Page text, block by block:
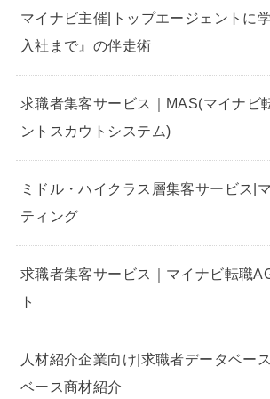
マイナビ主催|トップエージェントに
入社まで』の伴走術
求職者集客サービス｜MAS(マイナビ
ントスカウトシステム)
ミドル・ハイクラス層集客サービス|
ティング
求職者集客サービス｜マイナビ転職
ト
人材紹介企業向け|求職者データベー
ベース商材紹介